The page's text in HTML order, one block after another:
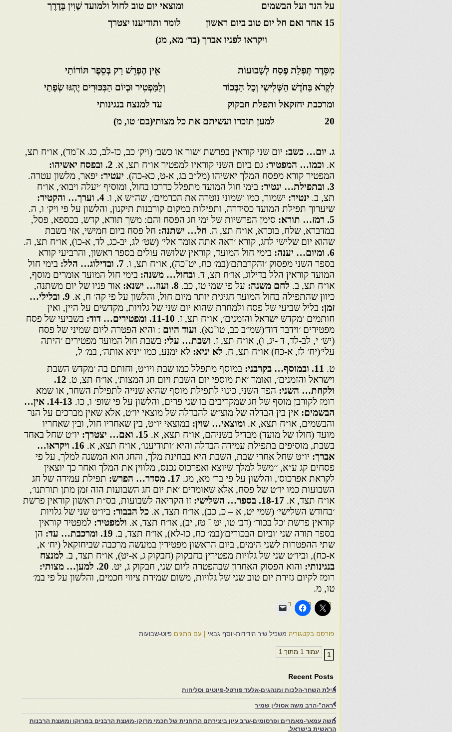
על הנר ועל הבשמים ומוצאי יום טוב לחול ולמועד שָׁוִין בְּדֶרֶך
15 אחד ואם חל יום טוב ביום ראשון לומר ותודיענו יצטרך
ויקראו לפניו אברך (בר׳ מא, מג)
מִסֵּדֶר תְּפִלַת פֶסַח לְשָׁבוּעוֹת אֵין הֶפְרֵשׁ רַק בְּסֵפֶר תּוֹרוֹתַי
לִקְרֹא בַּחֹדֶשׁ הַשְּׁלִישִי וְכָל הַבְּכוֹר וְלַמַּפְטִיר וּבְיוֹם הַבִּכּוּרִים יֶהְגּוּ שְׂפָתַי
ומרכבת יחזקאל ותפלת חבקוק עד למנצח בנגינותי
20 למען תזכרו ועשיתם את כל מצותי(בם׳ טו, מ)
ג. יום… כשב: יום שני קוראין בפרשת ׳שור או כשב׳ (ויק׳ כב, כז-לב, כג׳ א־מד), או״ח תצ,
א. וכמו… המפטיר: גם ביום השני קוראיו למפטיר או״ח תצ, א. 2. ובפסח יאשיהו:
המפטיר קורא מפסח המלך יאשיהו (מל״ב בג, א-ט, כא-כה). יעטיר: יפאר, מלשון עטרה.
3. ובתפילת… ינטיר: בימי חול המועד מתפלל כדרכו בחול, ומוסיף ׳יעלה ויבוא׳, או״ח
תצ, ב. ינטיר: ישמור, כמו ׳שמוני נוטרה את הכרמים׳, שה״ש א, ו. 4. וערך… והקטיר:
שיערוך תפילת המועד כסידרה, ותפילות במקום קורבנות תיקנון, והלשון על פי ויק׳ ו, ה.
5. רמז… תורא: סימן הפרשיות של ימי חג הפסח והם: משך תורא, קדש, בכספא, פסל,
במדברא, שלח, בוכרא, או״ח תצ, ה. חל… ישתנה: חל פסח ביום חמישי, אזי בשבת
שהוא יום שלישי לחג, קורא ׳ראה אתה אומר אלי׳ (שט׳ לג, יב-כג, לד, א-כו), או״ח תצ, ה.
6. ומיום… יענה: בימי חול המועד, קוראין שלושה עולים בספר ראשון, והרביעי קורא
בספר השני מפסוק ׳והקרבתם׳(במ׳ כח, יט־כה), או״ח תצ, ו. 7. ובדילוג… הלל: בימי חול
המועד קוראין הלל בדילוג, או״ח תצ, ד. ובחול… משנה: בימי חול המועד אומרים מוסף,
או״ח תצ, ב. לחם משנה: על פי שמי טז, כב. 8. ועוז… ישנא: אור פניו של יום משתנה,
כיוון שהתפילה בחול המועד חגיגית יותר מיום חול, והלשון על פי קה׳ ח, א. 9. ובלילי…
זמן: בליל שביעי של פסח ולמחרת שהוא יום שני של גלויות, מקדשים על היין, ואין
חותמים ׳מקדש ישראל והזמנים׳, או״ח תצ, ז. 11-10. ומפטירים… דוד: בשביעי של פסח
מפטירים ׳וידבר דוד׳(שמ״ב כב, טו־נא). ועוד היום : והיא הפטרה ליום שמיני של פסח
(יש׳ י, לב-לד, ד -יג, ו), או״ח תצ, ז. ושבת… עלי: בשבת חול המועד מפטירים ׳היתה
עלי׳(יח׳ לז, א-כח) או״ח תצ, ח. לא יניא: לא ימנע, כמו ׳יניא אותה׳, במ׳ ל,
ט. 11. ובמוסף… בקרבני: במוסף מתפלל כמו שבת ויו״ט, וחותם בה ׳מקדש השבת
וישראל והזמנים׳, ואומר ׳את מוספי יום השבת ויום חג המצות׳, או״ח תצ, ט. 12
.
ולקחת… השני: הפר השני, כינוי לתפילת מוסף שהיא שנייה לתפילת השחר, או שמא
רומז לקורבן מוסף של חג שמקריבים בו שני פרים, והלשון על פי שופ׳ ו, כו. 14-13. אין…
הבשמים: אין בין הבדלה של מוצ״ש להבדלה של מוצאי יו״ט, אלא שאין מברכים על הנר
והבשמים, או״ח תצא, א. ומוצאי… שוין: במוצאי יו״ט, בין שאחריו חול, ובין שאחריו
מועד (חולו של מועד) מבדיל בשניהם, או״ח תצא, א. 15. ואם… יצטרך: יו״ט שחל באחד
בשבת, מוסיפים בתפילת עמידה הבדלה והיא ׳ותודיענו׳, או״ח תצא, א. 16. ויקראו…
אברך: יו״ט שחל אחרי שבת, השבת היא בבחינת מלך, והחג הוא המשנה למלך, על פי
פסחים קג ע״א, ׳׳משל למלך שיוצא ואפרכוס נכנס, מלווין את המלך ואחר כך יוצאין
לקראת אפרכוס׳, והלשון על פי בר׳ מא, מג. 17. מסדר… הפרש: תפילת עמידה של חג
השבועות כמו יו״ט של פסח, אלא שאומרים ׳את יום חג השבועות הזה זמן מתן תורתנו׳,
או״ח תצד, א. 18-17. בספר… השלישי: זו הקריאה לשבועות, בס״ת ראשון קוראין פרשת
׳בחודש השלישי׳ (שמי יט, א – כ, כב), או״ח תצד, א. כל הבבור: ביו״ט שני של גלויות
קוראין פרשת ׳כל בכור׳ (דב׳ טו, יט ־ טז, יב), או״ח תצד, א. ולמפטיר: למפטיר קוראין
בספר תורה שני ׳וביום הבכורים׳(במ׳ כח, כו-לא), או״ח תצד, ב. 19. ומרכבת… עד: הן
שתי ההפטרות לשני הימים, ביום הראשון מפטירין במעשה מרכבה שביחזקאל (יח׳ א,
א-כח), וביו״ט שני של גלויות מפטירין בחבקוק (חבקוק ג, א-יט), או״ח תצד, ב. למנצח
בנגינותי: והוא הפסוק האחרון שבהפטרה ליום שני, חבקוק ג, יט. 20. למען… מצותי:
רומז לקיום גזירת יום טוב שני של גלויות, משום שמירת ציווי חכמים, והלשון על פי במ׳
טו, מ.
פורסם בקטגוריה משכיל שיר הידידות-יוסף גבאי עם התגים פיוט-שבועות
עמוד 1 מתוך 1 1
Recent Posts
אילת השחר-הלכות ומנהגים-אלעד פורטל-פיוטים וסליחות
"ראה"-הרב משה אסולין שמיר
משה עמאר-מאמרים ופרסומים-ערב עיון ביצירתם הרוחנית של חכמי מרוקו-מועצת הרבנים במרוקו ומועצת הרבנות
הראשית בישראל.